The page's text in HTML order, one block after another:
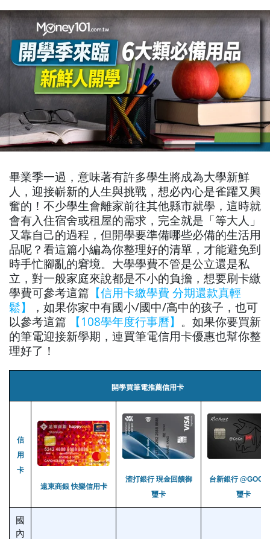
畢業季一過，意味著有許多學生將成為大學新鮮
人，迎接嶄新的人生與挑戰，想必內心是雀躍又興
奮的！不少學生會離家前往其他縣市就學，這時就
會有入住宿舍或租屋的需求，完全就是「等大人」
又靠自己的過程，但開學要準備哪些必備的生活用
品呢？看這篇小編為你整理好的清單，才能避免到
時手忙腳亂的窘境。大學學費不管是公立還是私
立，對一般家庭來說都是不小的負擔，想要刷卡繳
學費可參考這篇 【信用卡繳學費 分期還款真輕
鬆】
，如果你家中有國小/國中/高中的孩子，也可
以參考這篇
【108學年度行事曆】 。如果你要買新
的筆電迎接新學期，連買筆電信用卡優惠也幫你整
理好了！
開學買筆電推薦信用卡
信
用
卡
遠東商銀 快樂信用卡
渣打銀行 現金回饋御
璽卡
台新銀行
璽卡
國
內